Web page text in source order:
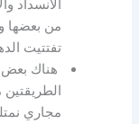
الانسداد
من بعضها
تفتتيت
هناك بعض
مجاري